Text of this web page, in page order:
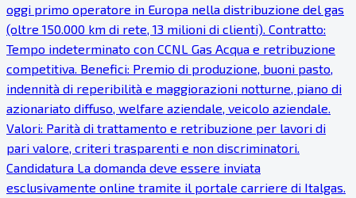
oggi primo operatore in Europa nella distribuzione del gas
(oltre 150.000 km di rete, 13 milioni di clienti). Contratto:
Tempo indeterminato con CCNL Gas Acqua e retribuzione
competitiva. Benefici: Premio di produzione, buoni pasto,
indennità di reperibilità e maggiorazioni notturne, piano di
azionariato diffuso, welfare aziendale, veicolo aziendale.
Valori: Parità di trattamento e retribuzione per lavori di
pari valore, criteri trasparenti e non discriminatori.
Candidatura La domanda deve essere inviata
esclusivamente online tramite il portale carriere di Italgas.